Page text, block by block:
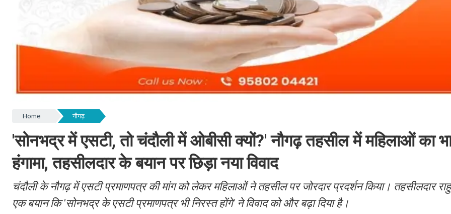
Home नौगढ़
'सोनभद्र में एसटी, तो चंदौली में ओबीसी क्यों?' नौगढ़ तहसील में महिलाओं का
हंगामा, तहसीलदार के बयान पर छिड़ा नया विवाद
चंदौली के नौगढ़ में एसटी प्रमाणपत्र की मांग को लेकर महिलाओं ने तहसील पर जोरदार प्रदर्शन किया। तहसीलदार
एक बयान कि 'सोनभद्र के एसटी प्रमाणपत्र भी निरस्त होंगे' ने विवाद को और बढ़ा दिया है।